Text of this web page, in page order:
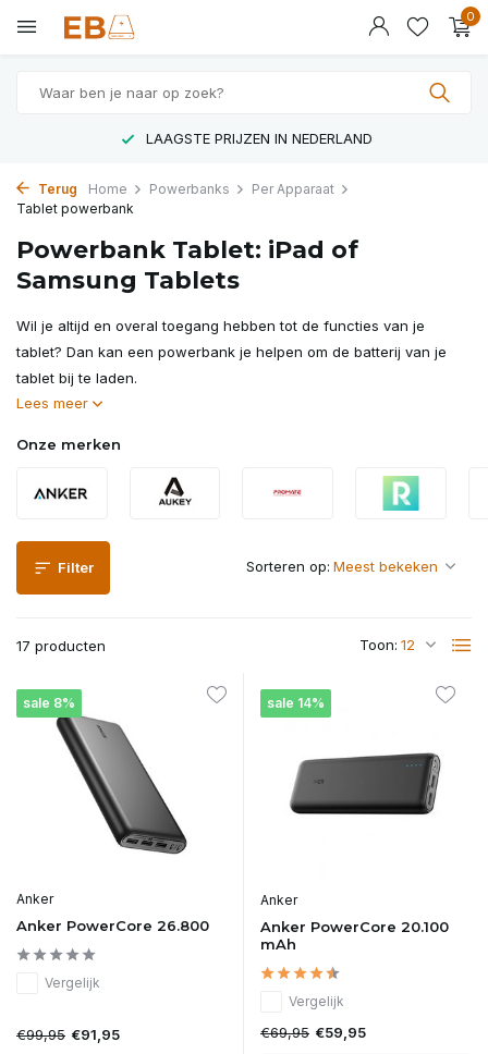
0
LAAGSTE PRIJZEN IN NEDERLAND
Terug Home Powerbanks
Per Apparaat
Tablet powerbank
Powerbank Tablet: iPad of
Samsung Tablets
Wil je altijd en overal toegang hebben tot de functies van je
tablet? Dan kan een powerbank je helpen om de batterij van je
tablet bij te laden.
Lees meer
Onze merken
Filter
17 producten Toon:
Sorteren op:
sale 8%
Anker
Anker PowerCore 26.800
Vergelijk
€99,95 €91,95
sale 14%
Anker
Anker PowerCore 20.100
mAh
Vergelijk
€69,95 €59,95